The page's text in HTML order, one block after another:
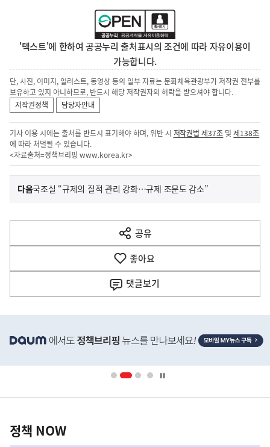
'텍스트'에 한하여 공공누리 출처표시의 조건에 따라 자유이용이
가능합니다.
단, 사진, 이미지, 일러스트, 동영상 등의 일부 자료는 문화체육관광부가 저작권 전부를
보유하고 있지 아니하므로, 반드시 해당 저작권자의 허락을 받으셔야 합니다.
저작권정책
담당자안내
기사 이용 시에는 출처를 반드시 표기해야 하며, 위반 시 저작권법 제37조 및제138조
에 따라 처벌될 수 있습니다.
<자료출처=정책브리핑 www.korea.kr>
이
전
다
음
다음기
사
국조실 “규제의 질적 관리 강화…규제 조문도 감소”
공유
열
기
좋아요
댓글보기
단
영
책
정책 NOW